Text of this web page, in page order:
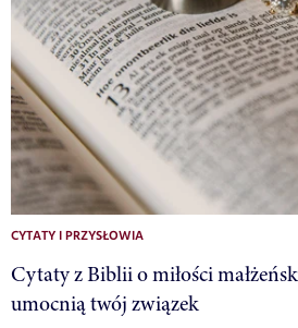
CYTATY I PRZYSŁOWIA
Cytaty z Biblii o miłości
umocnią twój związek